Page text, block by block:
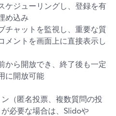
ケジューリングし、登録を有
め込み
チャットを監視し、重要な質
メントを画面上に直接表示し
から開放でき、終了後も一定
に開放可能
（匿名投票、複数質問の投
必要な場合は、Slidoや